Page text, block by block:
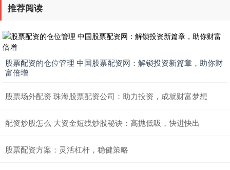
推荐阅读
股票配资的仓位管理 中国股票配资网：解锁投资新篇章，助你财
富倍增
股票场外配资 珠海股票配资公司：助力投资，成就财富梦想
配资炒股怎么 大资金短线炒股秘诀：高抛低吸，快进快出
股票配资方案：灵活杠杆，稳健策略